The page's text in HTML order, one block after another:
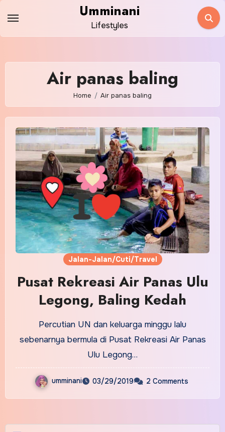
content
Umminani
Lifestyles
Air panas baling
Home Air panas baling
Jalan-Jalan/Cuti/Travel
Pusat Rekreasi Air Panas Ulu
Legong, Baling Kedah
Percutian UN dan keluarga minggu lalu
sebenarnya bermula di Pusat Rekreasi Air Panas
Ulu Legong…
umminani 03/29/2019 2 Comments